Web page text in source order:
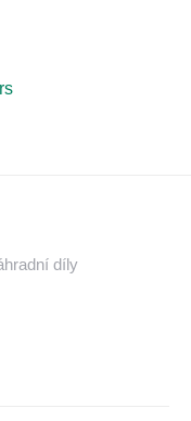
díly